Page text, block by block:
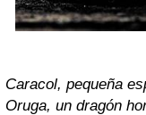
Caracol, pequeña
Oruga, un dragón